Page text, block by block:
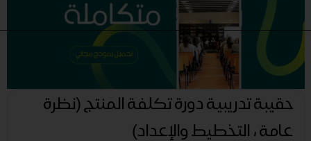
حقيبة تدريبية دورة تكلفة المنتج (نظرة
عامة ، التخطيط والإعداد)